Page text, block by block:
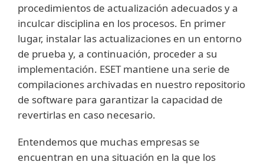
procedimientos de actualización adecuados y a
inculcar disciplina en los procesos. En primer
lugar, instalar las actualizaciones en un entorno
de prueba y, a continuación, proceder a su
implementación. ESET mantiene una serie de
compilaciones archivadas en nuestro repositorio
de software para garantizar la capacidad de
revertirlas en caso necesario.
Entendemos que muchas empresas se
encuentran en una situación en la que los